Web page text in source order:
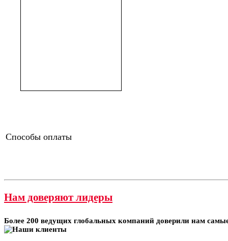
Способы оплаты
Нам доверяют лидеры
Более 200 ведущих глобальных компаний доверили нам